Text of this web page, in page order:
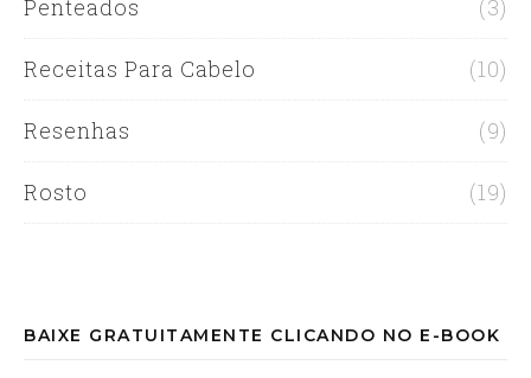
Penteados (3)
Receitas Para Cabelo (10)
Resenhas (9)
Rosto (19)
BAIXE GRATUITAMENTE CLICANDO NO E-BOOK